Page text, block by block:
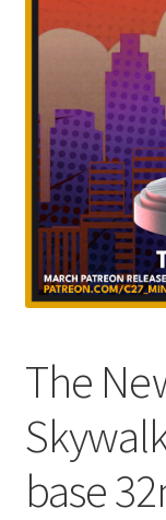
The
base